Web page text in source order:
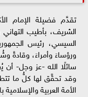
تقدَّم فضيلة الإمام
الشريف، بأطيب
السيسي، رئيس
ورؤساءَ وأمراءَ، وقادةً
سائلًا الله -عز وجل- أن
وقد تحقَّق لها كلُّ ما
الأمة العربية